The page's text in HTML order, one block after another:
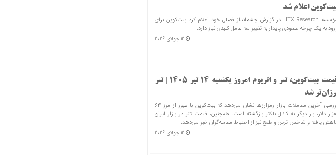
اعلام شد
مؤسسه HTX Research در گزارش چشم‌انداز فصلی خود اعلام کرد بیت‌کوین برای
به یک چرخه صعودی پایدار به تغییر سه عامل کلیدی نیاز دارد.
12 جولای 2026
قیمت بیت‌کوین، تتر و اتریوم امروز یکشنبه ۱۴ تیر ۱۴۰۵ | تتر
شد
بررسی آخرین معاملات بازار رمزارزها نشان می‌دهد که بیت‌کوین با عبور از مرز ۶۳
دلار، بار دیگر به کانال بالاتر بازگشته است. همچنین، قیمت تتر در بازار ایران
یافته و شاخص ترس و طمع نیز از احتیاط معامله‌گران خبر می‌دهد.
12 جولای 2026